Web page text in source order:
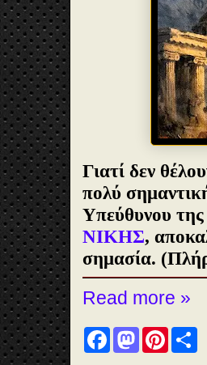
Γιατί δεν
πολύ
Υπεύθυνου
ΝΙΚΗΣ,
σημασία.
Read more »
F
a
M
a
P